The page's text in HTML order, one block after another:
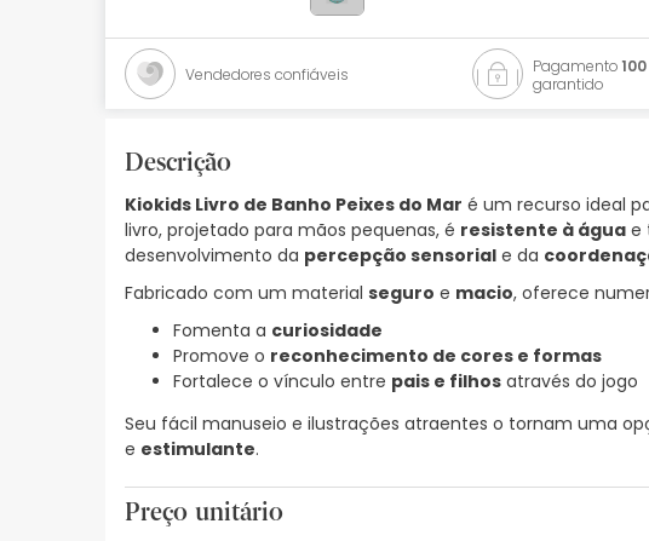
Promoções
Mais vendidos
Health points
Vendedores confiáveis Pagamento
garantido
Descrição
Kiokids Livro de Banho Peixes do Mar é um recurso ideal
livro, projetado para mãos pequenas, é resistente à água e
desenvolvimento da percepção sensorial e da
Fabricado com um material seguro e macio, oferece
Fomenta a curiosidade
Promove o reconhecimento de cores e formas
Fortalece o vínculo entre pais e filhos através do jogo
Seu fácil manuseio e ilustrações atraentes o tornam uma
e estimulante.
Preço unitário